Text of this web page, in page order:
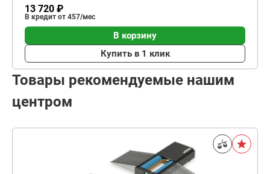
13 720 ₽
В кредит от 457/мес
В корзину
Купить в 1 клик
Товары рекомендуемые нашим
центром